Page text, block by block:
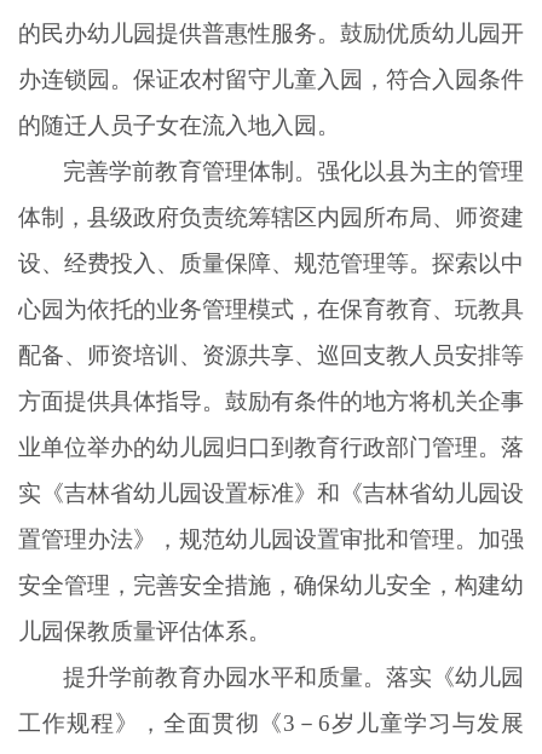
的民办幼儿园提供普惠性服务。鼓励优质幼儿园开
办连锁园。保证农村留守儿童入园，符合入园条件
的随迁人员子女在流入地入园。
完善学前教育管理体制。强化以县为主的管理
体制，县级政府负责统筹辖区内园所布局、师资建
设、经费投入、质量保障、规范管理等。探索以中
心园为依托的业务管理模式，在保育教育、玩教具
配备、师资培训、资源共享、巡回支教人员安排等
方面提供具体指导。鼓励有条件的地方将机关企事
业单位举办的幼儿园归口到教育行政部门管理。落
实《吉林省幼儿园设置标准》和《吉林省幼儿园设
置管理办法》，规范幼儿园设置审批和管理。加强
安全管理，完善安全措施，确保幼儿安全，构建幼
儿园保教质量评估体系。
提升学前教育办园水平和质量。落实《幼儿园
工作规程》，全面贯彻《3－6岁儿童学习与发展